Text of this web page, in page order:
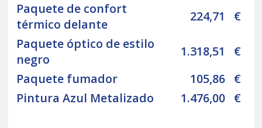
Paquete de confort
térmico delante
224,71
€
Paquete óptico de estilo
negro
1.318,51
€
Paquete fumador
105,86 €
Pintura Azul Metalizado
1.476,00 €